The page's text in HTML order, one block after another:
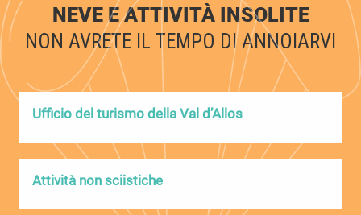
NEVE E ATTIVITÀ INSOLITE
NON AVRETE IL TEMPO DI ANNOIARVI
Ufficio del turismo della Val d’Allos
Attività non sciistiche